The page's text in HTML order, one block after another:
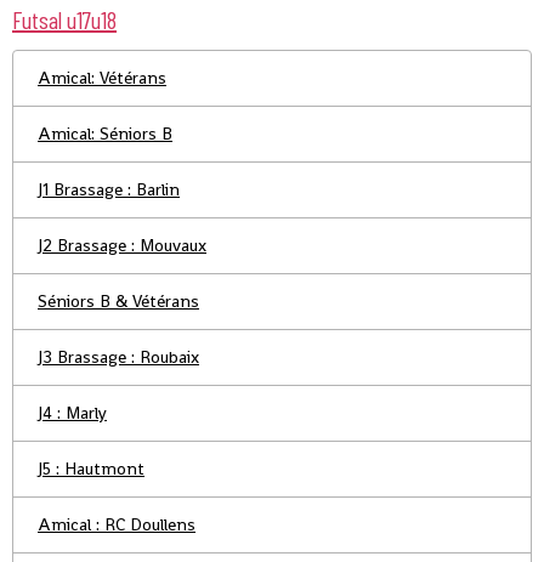
Futsal u17u18
Amical: Vétérans
Amical: Séniors B
J1 Brassage : Barlin
J2 Brassage : Mouvaux
Séniors B & Vétérans
J3 Brassage : Roubaix
J4 : Marly
J5 : Hautmont
Amical : RC Doullens